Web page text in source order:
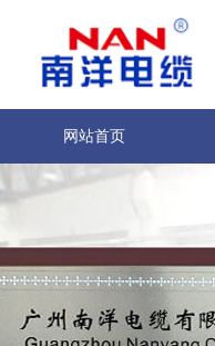
网站首页
南洋实力